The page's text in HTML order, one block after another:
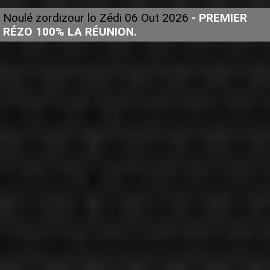
Noulé zordizour lo Zédi 06 Out 2026 - PREMIER
RÉZO 100% LA RÉUNION.